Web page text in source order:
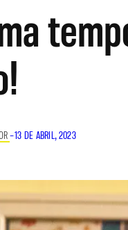
–13 DE ABRIL, 2023